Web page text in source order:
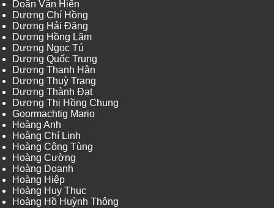
Doãn Văn Hiến
Dương Chí Hồng
Dương Hải Đăng
Dương Hồng Lãm
Dương Ngọc Tú
Dương Quốc Trung
Dương Thanh Hân
Dương Thuỳ Trang
Dương Thành Đạt
Dương Thị Hồng Chung
Goormachtig Mario
Hoàng Anh
Hoàng Chí Linh
Hoàng Công Tùng
Hoàng Cường
Hoàng Doanh
Hoàng Hiệp
Hoàng Huy Thục
Hoàng Hồ Huỳnh Thông